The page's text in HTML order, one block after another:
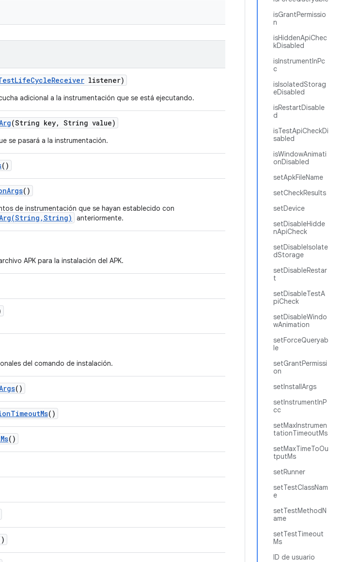
isGrantPermissio
n
isHiddenApiChec
kDisabled
isInstrumentInPc
c
isIsolatedStorag
eDisabled
isRestartDisable
d
isTestApiCheckDi
sabled
isWindowAnimati
onDisabled
setApkFileName
setCheckResults
setDevice
setDisableHidde
nApiCheck
setDisableIsolate
dStorage
setDisableRestar
t
setDisableTestA
piCheck
setDisableWindo
wAnimation
setForceQueryab
le
setGrantPermissi
on
setInstallArgs
setInstrumentInP
cc
setMaxInstrumen
tationTimeoutMs
setMaxTimeToOu
tputMs
setRunner
setTestClassNam
e
setTestMethodN
ame
setTestTimeout
Ms
ID de usuario
LifeCycleReceiver listener)
adicional a la instrumentación que se está ejecutando.
(String key, String value)
se pasará a la instrumentación.
()
Args()
de instrumentación que se hayan establecido con
anteriormente.
APK para la instalación del APK.
del comando de instalación.
()
TimeoutMs()
Ms()